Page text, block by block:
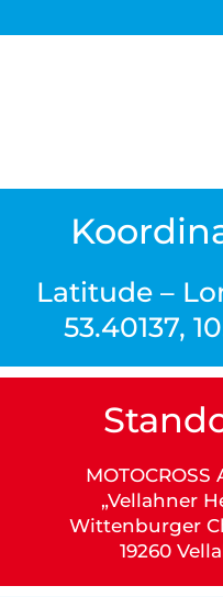
Latitude –
53.40137,
MOTOCROSS
„Vellahner
Wittenburger
19260